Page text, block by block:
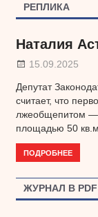
РЕПЛИКА
Наталия
15.09.2025
Депутат
считает, что
лжеобщепитом
площадью 50
ПОДРОБНЕЕ
ЖУРНАЛ В PDF